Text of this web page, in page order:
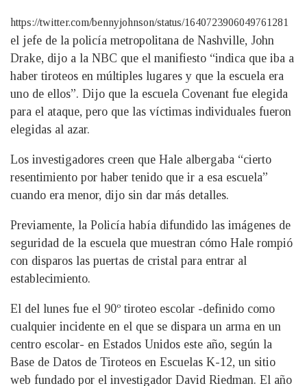
https://twitter.com/bennyjohnson/status/1640723906049761281
el jefe de la policía metropolitana de Nashville, John
Drake, dijo a la NBC que el manifiesto “indica que iba a
haber tiroteos en múltiples lugares y que la escuela era
uno de ellos”. Dijo que la escuela Covenant fue elegida
para el ataque, pero que las víctimas individuales fueron
elegidas al azar.
Los investigadores creen que Hale albergaba “cierto
resentimiento por haber tenido que ir a esa escuela”
cuando era menor, dijo sin dar más detalles.
Previamente, la Policía había difundido las imágenes de
seguridad de la escuela que muestran cómo Hale rompió
con disparos las puertas de cristal para entrar al
establecimiento.
El del lunes fue el 90º tiroteo escolar -definido como
cualquier incidente en el que se dispara un arma en un
centro escolar- en Estados Unidos este año, según la
Base de Datos de Tiroteos en Escuelas K-12, un sitio
web fundado por el investigador David Riedman. El año